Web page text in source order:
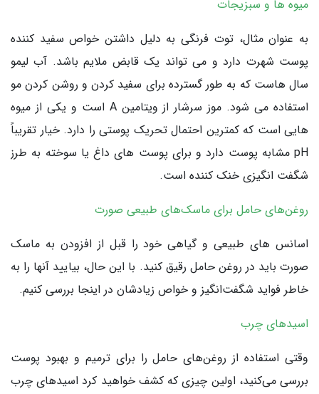
میوه ها و سبزیجات
به عنوان مثال، توت فرنگی به دلیل داشتن خواص سفید کننده
پوست شهرت دارد و می تواند یک قابض ملایم باشد. آب لیمو
سال هاست که به طور گسترده برای سفید کردن و روشن کردن مو
استفاده می شود. موز سرشار از ویتامین A است و یکی از میوه
هایی است که کمترین احتمال تحریک پوستی را دارد. خیار تقریباً
pH مشابه پوست دارد و برای پوست های داغ یا سوخته به طرز
شگفت انگیزی خنک کننده است.
روغن‌های حامل برای ماسک‌های طبیعی صورت
اسانس های طبیعی و گیاهی خود را قبل از افزودن به ماسک
صورت باید در روغن حامل رقیق کنید. با این حال، بیایید آنها را به
خاطر فواید شگفت‌انگیز و خواص زیادشان در اینجا بررسی کنیم.
اسیدهای چرب
وقتی استفاده از روغن‌های حامل را برای ترمیم و بهبود پوست
بررسی می‌کنید، اولین چیزی که کشف خواهید کرد اسیدهای چرب